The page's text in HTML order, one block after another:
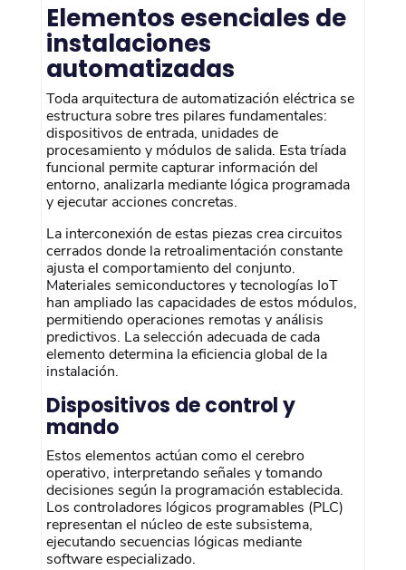
Elementos esenciales de
instalaciones
automatizadas
Toda arquitectura de automatización eléctrica se
estructura sobre tres pilares fundamentales:
dispositivos de entrada, unidades de
procesamiento y módulos de salida. Esta tríada
funcional permite capturar información del
entorno, analizarla mediante lógica programada
y ejecutar acciones concretas.
La interconexión de estas piezas crea circuitos
cerrados donde la retroalimentación constante
ajusta el comportamiento del conjunto.
Materiales semiconductores y tecnologías IoT
han ampliado las capacidades de estos módulos,
permitiendo operaciones remotas y análisis
predictivos. La selección adecuada de cada
elemento determina la eficiencia global de la
instalación.
Dispositivos de control y
mando
Estos elementos actúan como el cerebro
operativo, interpretando señales y tomando
decisiones según la programación establecida.
Los controladores lógicos programables (PLC)
representan el núcleo de este subsistema,
ejecutando secuencias lógicas mediante
software especializado.